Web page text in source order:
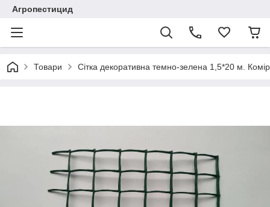
Агропестицид
Товари Сітка декоративна темно-зелена 1,5*20 м.